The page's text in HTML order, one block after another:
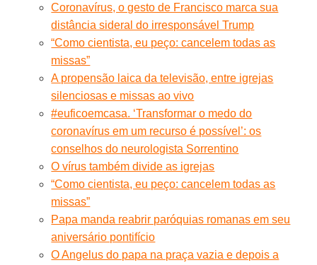
Coronavírus, o gesto de Francisco marca sua
distância sideral do irresponsável Trump
“Como cientista, eu peço: cancelem todas as
missas”
A propensão laica da televisão, entre igrejas
silenciosas e missas ao vivo
#euficoemcasa. ‘Transformar o medo do
coronavírus em um recurso é possível’: os
conselhos do neurologista Sorrentino
O vírus também divide as igrejas
“Como cientista, eu peço: cancelem todas as
missas”
Papa manda reabrir paróquias romanas em seu
aniversário pontifício
O Angelus do papa na praça vazia e depois a